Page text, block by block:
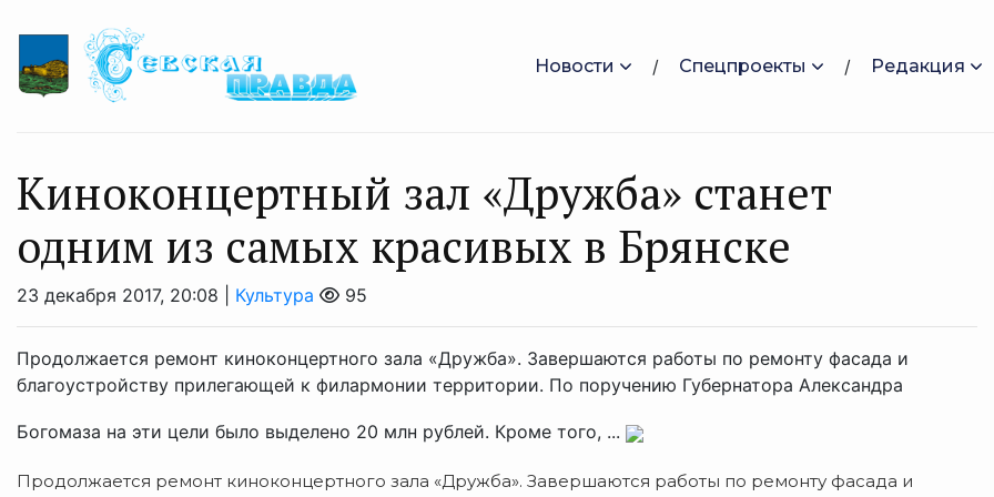
Новости Спецпроекты Редакция
Киноконцертный зал «Дружба» станет
одним из самых красивых в Брянске
23 декабря 2017, 20:08 | Культура 95
Продолжается ремонт киноконцертного зала «Дружба». Завершаются работы по ремонту фасада и
благоустройству прилегающей к филармонии территории. По поручению Губернатора Александра
Богомаза на эти цели было выделено 20 млн рублей. Кроме того, ...
Продолжается ремонт киноконцертного зала «Дружба». Завершаются работы по ремонту фасада и